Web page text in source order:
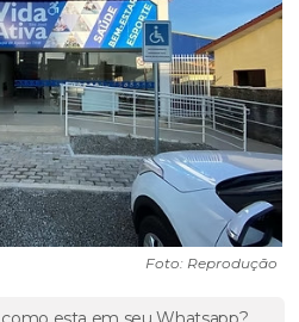
Foto: Reprodução